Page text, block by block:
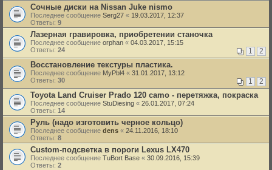
Сочные диски на Nissan Juke nismo
Последнее сообщение Serg27 « 19.03.2017, 12:37
Ответы: 9
Лазерная гравировка, приобретении станочка
Последнее сообщение orphan « 04.03.2017, 15:15
Ответы: 24 1 2
Восстановление текстуры пластика.
Последнее сообщение MyPbl4 « 31.01.2017, 13:12
Ответы: 30 1 2
Toyota Land Cruiser Prado 120 camo - перетяжка, покраска
Последнее сообщение StuDiesing « 26.01.2017, 07:24
Ответы: 14
Руль (надо изготовить черное кольцо)
Последнее сообщение dens « 24.11.2016, 18:10
Ответы: 8
Custom-подсветка в пороги Lexus LX470
Последнее сообщение TuBort Base « 30.09.2016, 15:39
Ответы: 2